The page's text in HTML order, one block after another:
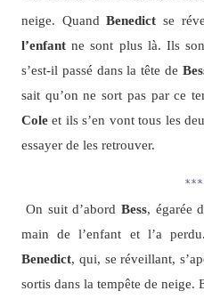
neige. QuandBenedict se
l’enfantne sont plus là. Ils
s’est-il passé dans la tête de
sait qu’on ne sort pas par ce
Coleet ils s’en vont tous les
essayer de les retrouver.
On suit d’abord Bess, égarée
main de l’enfant et l’a
Benedict, qui, se réveillant,
sortis dans la tempête de neige.